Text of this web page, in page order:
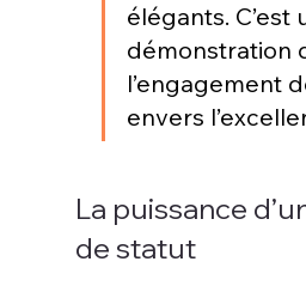
élégants. C’est
démonstration
l’engagement
envers
La puissance
de statut